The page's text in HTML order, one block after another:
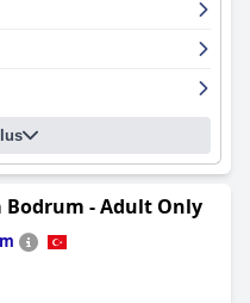
comme étant un endroit
en tant qu'une des
Bodrum - Adult Only